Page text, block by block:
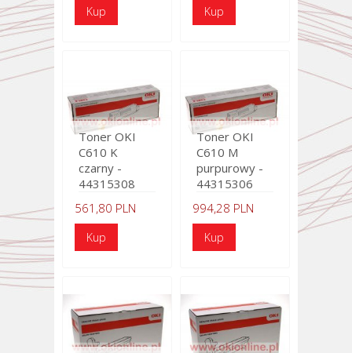
Toner OKI
C610 K
czarny -
44315308
561,80 PLN
Toner OKI
C610 M
purpurowy -
44315306
994,28 PLN